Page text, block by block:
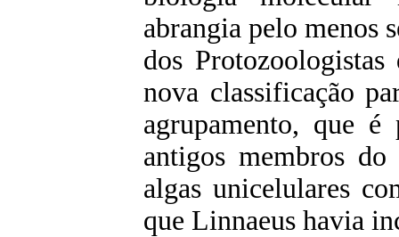
abrangia pelo menos
dos
nova classificação
agrupamento, que
antigos membros
algas unicelulares
que Linnaeus havia